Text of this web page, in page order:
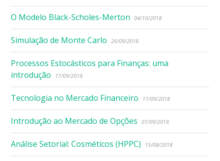
O Modelo Black-Scholes-Merton 04/10/2018
Simulação de Monte Carlo 26/09/2018
Processos Estocásticos para Finanças: uma
introdução
17/09/2018
Tecnologia no Mercado Financeiro 11/09/2018
Introdução ao Mercado de Opções 01/09/2018
Análise Setorial: Cosméticos (HPPC) 15/08/2018